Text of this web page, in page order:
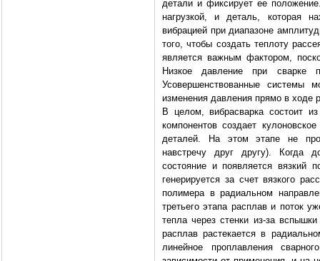
детали и фиксирует ее
нагрузкой, и деталь, которая
вибрацией при диапазоне
того, чтобы создать теплоту
является важным фактором,
Низкое давление при сварке
Усовершенствованные системы
изменения давления прямо в ходе
В целом, вибрасварка состоит
компонентов создает
деталей. На этом этапе не
навстречу друг другу). Когда
состояние и появляется вязкий
генерируется за счет вязкого
полимера в радиальном
третьего этапа расплав и поток
тепла через стенки из-за
расплав растекается в
линейное проплавления